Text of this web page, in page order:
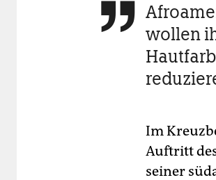

wollen
Im
Auftritt
seiner